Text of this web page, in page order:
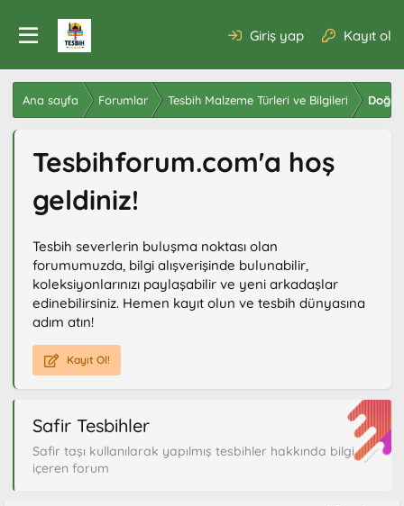
Giriş yap Kayıt ol
Ana sayfa Forumlar Tesbih Malzeme Türleri ve Bilgileri Doğal
Tesbihforum.com'a hoş
geldiniz!
Tesbih severlerin buluşma noktası olan
forumumuzda, bilgi alışverişinde bulunabilir,
koleksiyonlarınızı paylaşabilir ve yeni arkadaşlar
edinebilirsiniz. Hemen kayıt olun ve tesbih dünyasına
adım atın!
Kayıt Ol!
Safir Tesbihler
Safir taşı kullanılarak yapılmış tesbihler hakkında bilgi
içeren forum